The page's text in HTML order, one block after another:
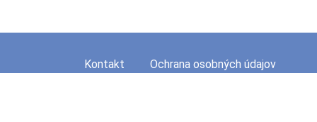
Kontakt Ochrana osobných údajov